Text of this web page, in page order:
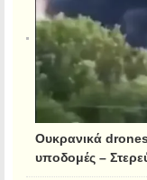
Ουκρανικά
υποδομές –